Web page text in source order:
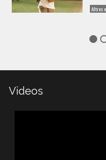
Altres
Videos